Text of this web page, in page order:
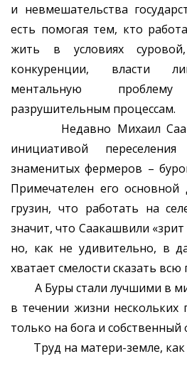
и невмешательства
есть помогая тем, кто
жить в условиях
конкуренции, власти
ментальную
разрушительным процессам.
Недавно Михаил
инициативой
знаменитых фермеров –
Примечателен его основной
грузин, что работать на
значит, что Саакашвили
но, как не удивительно, в
хватает смелости сказать всю
А Буры стали лучшими в
в течении жизни нескольких
только на бога и
Труд на матери-земле, как